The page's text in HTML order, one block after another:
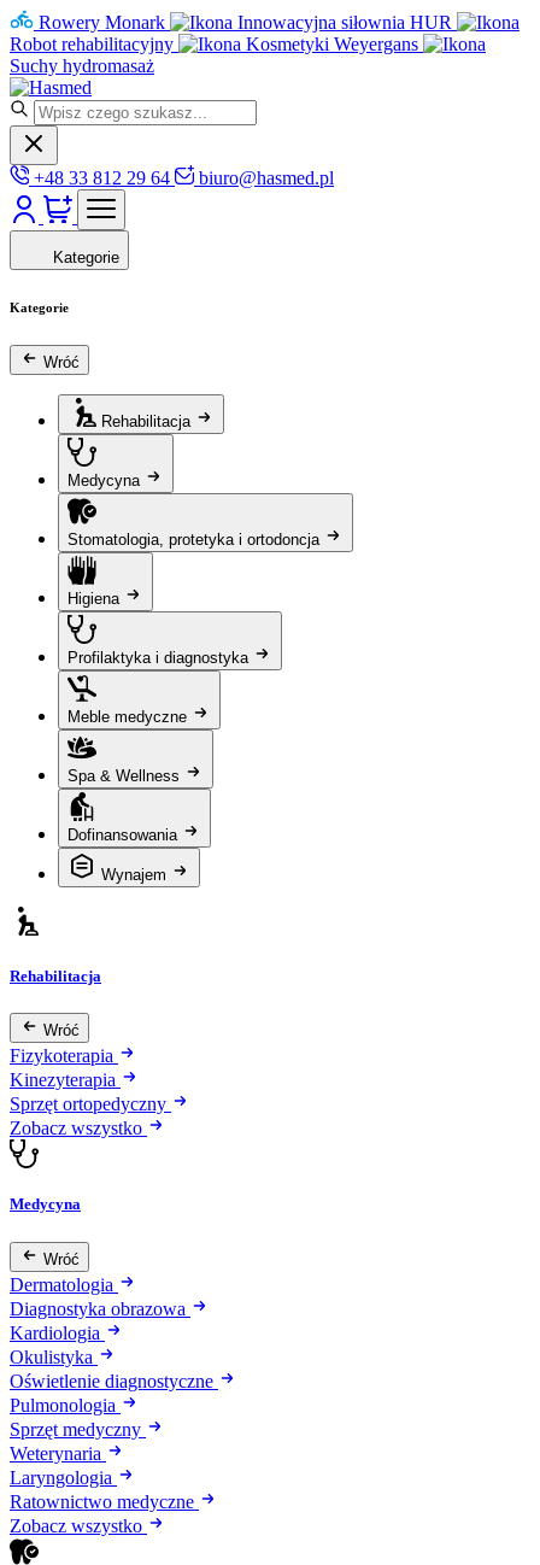
Rowery Monark
Innowacyjna siłownia HUR
Robot rehabilitacyjny
Kosmetyki Weyergans
Suchy hydromasaż
+48 33 812 29 64 biuro@hasmed.pl
Kategorie
Kategorie
Wróć
Rehabilitacja
Medycyna
Stomatologia, protetyka i ortodoncja
Higiena
Profilaktyka i diagnostyka
Meble medyczne
Spa & Wellness
Dofinansowania
Wynajem
Rehabilitacja
Wróć
Fizykoterapia
Kinezyterapia
Sprzęt ortopedyczny
Zobacz wszystko
Medycyna
Wróć
Dermatologia
Diagnostyka obrazowa
Kardiologia
Okulistyka
Oświetlenie diagnostyczne
Pulmonologia
Sprzęt medyczny
Weterynaria
Laryngologia
Ratownictwo medyczne
Zobacz wszystko